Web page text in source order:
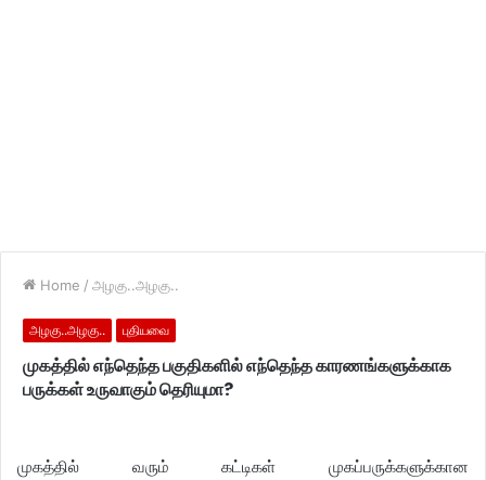
Home / அழகு..அழகு..
அழகு..அழகு.. புதியவை
முகத்தில் எந்தெந்த பகுதிகளில் எந்தெந்த காரணங்களுக்காக
பருக்கள் உருவாகும் தெரியுமா?
முகத்தில் வரும் கட்டிகள் முகப்பருக்களுக்கான